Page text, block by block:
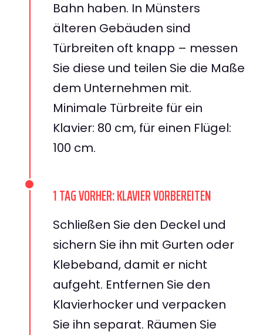
Bahn haben. In Münsters
älteren Gebäuden sind
Türbreiten oft knapp – messen
Sie diese und teilen Sie die Maße
dem Unternehmen mit.
Minimale Türbreite für ein
Klavier: 80 cm, für einen Flügel:
100 cm.
1 TAG VORHER: KLAVIER VORBEREITEN
Schließen Sie den Deckel und
sichern Sie ihn mit Gurten oder
Klebeband, damit er nicht
aufgeht. Entfernen Sie den
Klavierhocker und verpacken
Sie ihn separat. Räumen Sie